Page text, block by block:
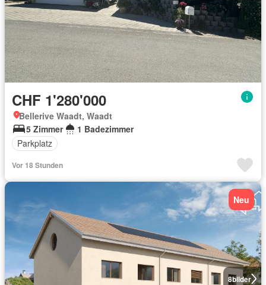
CHF 1'280'000
Bellerive Waadt, Waadt
5 Zimmer
1 Badezimmer
Parkplatz
Vor 18 Stunden
8bilder
Neu